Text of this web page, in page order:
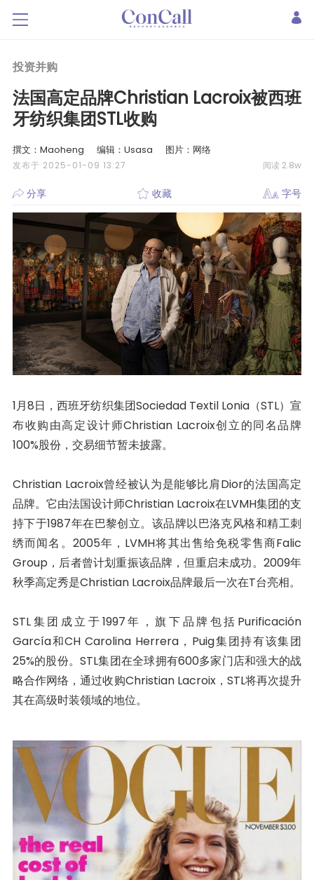
投资并购
法国高定品牌Christian Lacroix被西班
牙纺织集团STL收购
撰文：Maoheng 编辑：Usasa 图片：网络
发布于 2025-01-09 13:27 阅读 2.8w
分享 收藏 字号
1月8日，西班牙纺织集团Sociedad Textil Lonia（STL）宣
布收购由高定设计师Christian Lacroix创立的同名品牌
100%股份，交易细节暂未披露。
Christian Lacroix曾经被认为是能够比肩Dior的法国高定
品牌。它由法国设计师Christian Lacroix在LVMH集团的支
持下于1987年在巴黎创立。该品牌以巴洛克风格和精工刺
绣而闻名。2005年，LVMH将其出售给免税零售商Falic
Group，后者曾计划重振该品牌，但重启未成功。2009年
秋季高定秀是Christian Lacroix品牌最后一次在T台亮相。
STL集团成立于1997年，旗下品牌包括Purificación
García和CH Carolina Herrera，Puig集团持有该集团
25%的股份。STL集团在全球拥有600多家门店和强大的战
略合作网络，通过收购Christian Lacroix，STL将再次提升
其在高级时装领域的地位。